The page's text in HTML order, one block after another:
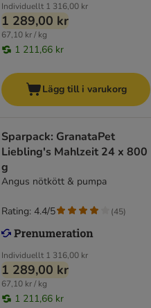
Individuellt 1 316,00 kr
1 289,00 kr
67,10 kr / kg
1 211,66 kr
Lägg till i varukorg
Sparpack: GranataPet
Liebling's Mahlzeit 24 x 800
g
Angus nötkött & pumpa
Individuellt 1 316,00 kr
1 289,00 kr
67,10 kr / kg
1 211,66 kr
Rating: 4.4/5 (45)